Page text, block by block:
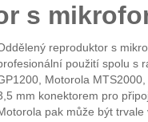
s
reproduktor s
použití spolu s
Motorola
mm konektorem pro
pak může být